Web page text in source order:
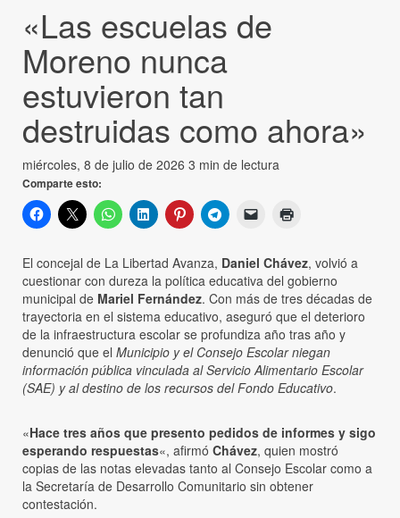
«Las escuelas de
Moreno nunca
estuvieron tan
destruidas como ahora»
miércoles, 8 de julio de 2026 3 min de lectura
Comparte esto:
El concejal de La Libertad Avanza, Daniel Chávez, volvió a
cuestionar con dureza la política educativa del gobierno
municipal de Mariel Fernández. Con más de tres décadas de
trayectoria en el sistema educativo, aseguró que el deterioro
de la infraestructura escolar se profundiza año tras año y
denunció que el Municipio y el Consejo Escolar niegan
información pública vinculada al Servicio Alimentario Escolar
(SAE) y al destino de los recursos del Fondo Educativo.
«Hace tres años que presento pedidos de informes y sigo
esperando respuestas«, afirmó Chávez, quien mostró
copias de las notas elevadas tanto al Consejo Escolar como a
la Secretaría de Desarrollo Comunitario sin obtener
contestación.